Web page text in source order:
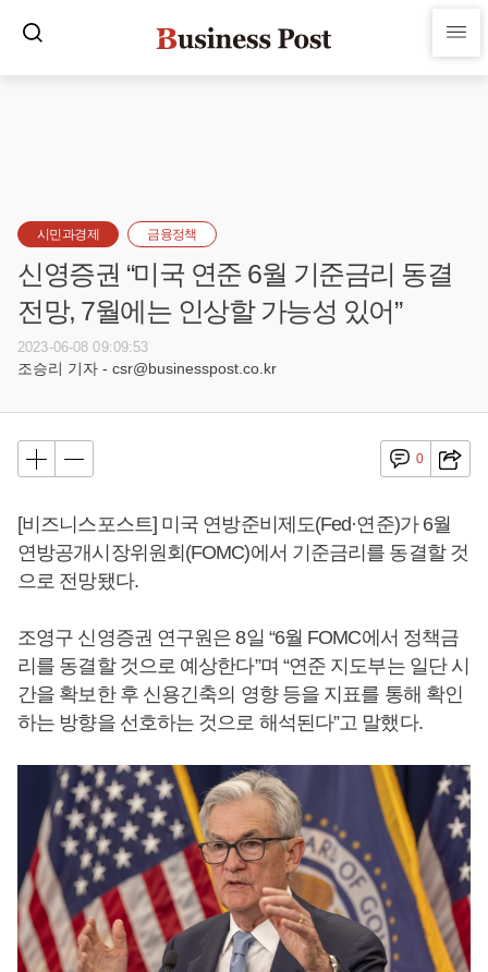
시민과경제 금융정책
신영증권 “미국 연준 6월 기준금리 동결
전망, 7월에는 인상할 가능성 있어”
2023-06-08 09:09:53
조승리 기자 - csr@businesspost.co.kr
0
[비즈니스포스트] 미국 연방준비제도(Fed·연준)가 6월
연방공개시장위원회(FOMC)에서 기준금리를 동결할 것
으로 전망됐다.
조영구 신영증권 연구원은 8일 “6월 FOMC에서 정책금
리를 동결할 것으로 예상한다”며 “연준 지도부는 일단 시
간을 확보한 후 신용긴축의 영향 등을 지표를 통해 확인
하는 방향을 선호하는 것으로 해석된다”고 말했다.